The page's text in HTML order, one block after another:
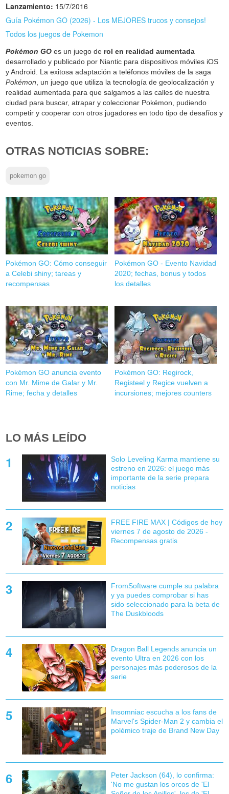
Lanzamiento: 15/7/2016
Guía Pokémon GO (2026) - Los MEJORES trucos y consejos!
Todos los juegos de Pokemon
Pokémon GO es un juego de rol en realidad aumentada
desarrollado y publicado por Niantic para dispositivos móviles iOS
y Android. La exitosa adaptación a teléfonos móviles de la saga
Pokémon , un juego que utiliza la tecnología de geolocalización y
realidad aumentada para que salgamos a las calles de nuestra
ciudad para buscar, atrapar y coleccionar Pokémon, pudiendo
competir y cooperar con otros jugadores en todo tipo de desafíos y
eventos.
OTRAS NOTICIAS SOBRE:
pokemon go
Pokémon GO: Cómo conseguir
a Celebi shiny; tareas y
recompensas
Pokémon GO - Evento Navidad
2020; fechas, bonus y todos
los detalles
Pokémon GO anuncia evento
con Mr. Mime de Galar y Mr.
Rime; fecha y detalles
Pokémon GO: Regirock,
Registeel y Regice vuelven a
incursiones; mejores counters
LO MÁS LEÍDO
Solo Leveling Karma mantiene su
estreno en 2026: el juego más
importante de la serie prepara
noticias
FREE FIRE MAX | Códigos de hoy
viernes 7 de agosto de 2026 -
Recompensas gratis
FromSoftware cumple su palabra
y ya puedes comprobar si has
sido seleccionado para la beta de
The Duskbloods
Dragon Ball Legends anuncia un
evento Ultra en 2026 con los
personajes más poderosos de la
serie
Insomniac escucha a los fans de
Marvel's Spider-Man 2 y cambia el
polémico traje de Brand New Day
Peter Jackson (64), lo confirma:
'No me gustan los orcos de 'El